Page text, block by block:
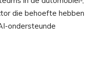
die behoefte hebben
ondersteunde